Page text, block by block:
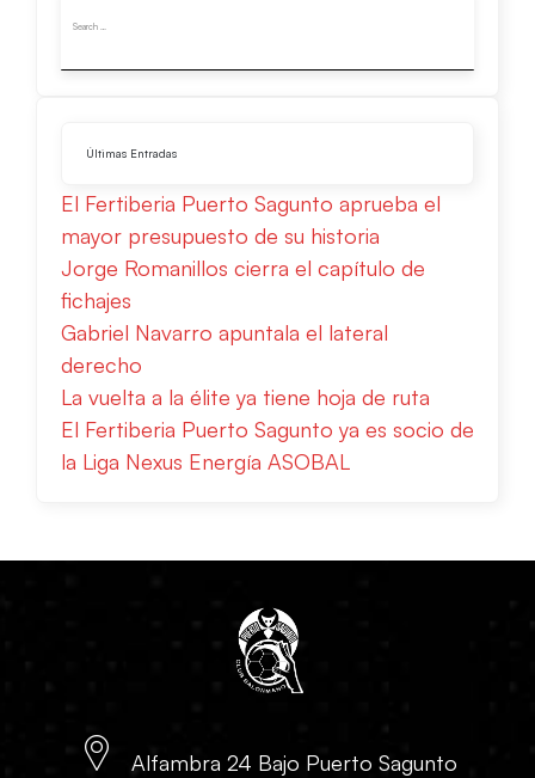
Últimas Entradas
El Fertiberia Puerto Sagunto aprueba el
mayor presupuesto de su historia
Jorge Romanillos cierra el capítulo de
fichajes
Gabriel Navarro apuntala el lateral
derecho
La vuelta a la élite ya tiene hoja de ruta
El Fertiberia Puerto Sagunto ya es socio de
la Liga Nexus Energía ASOBAL
Alfambra 24 Bajo Puerto Sagunto